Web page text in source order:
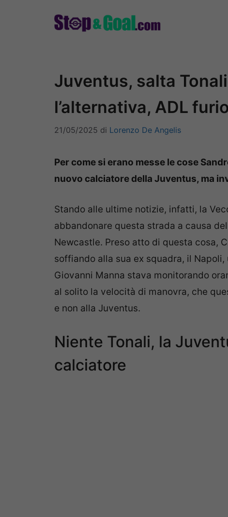
Juventus, salta
l’alternativa, ADL
21/05/2025 di Lorenzo De Angelis
Per come si erano messe le cose
nuovo calciatore della Juventus, ma
Stando alle ultime notizie, infatti, la
abbandonare questa strada a causa
Newcastle. Preso atto di questa cosa,
soffiando alla sua ex squadra, il
Giovanni Manna stava monitorando
al solito la velocità di manovra, che
e non alla Juventus.
Niente Tonali, la
calciatore